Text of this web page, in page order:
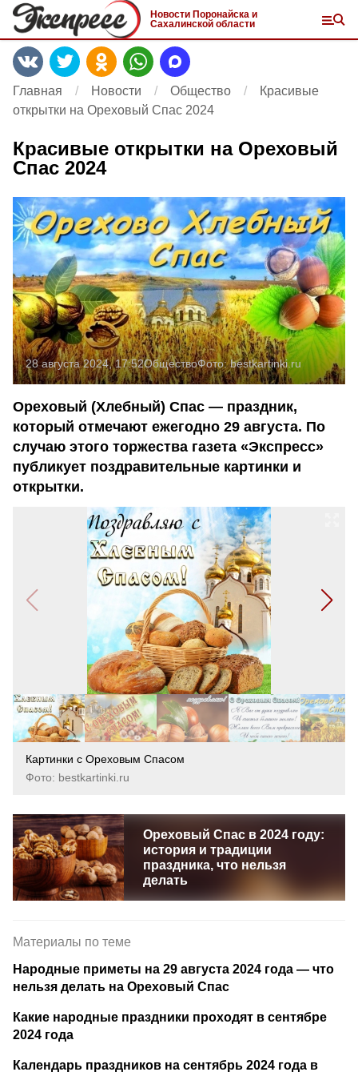
Новости Поронайска и
Сахалинской области
Главная Новости Общество
Красивые
открытки на Ореховый Спас 2024
Красивые открытки на Ореховый
Спас 2024
28 августа 2024, 17:52ОбществоФото:bestkartinki.ru
Ореховый (Хлебный) Спас — праздник,
который отмечают ежегодно 29 августа. По
случаю этого торжества газета «Экспресс»
публикует поздравительные картинки и
открытки.
Картинки с Ореховым Спасом
Фото: bestkartinki.ru
Ореховый Спас в 2024 году:
история и традиции
праздника, что нельзя
делать
Материалы по теме
Народные приметы на 29 августа 2024 года — что
нельзя делать на Ореховый Спас
Какие народные праздники проходят в сентябре
2024 года
Календарь праздников на сентябрь 2024 года в